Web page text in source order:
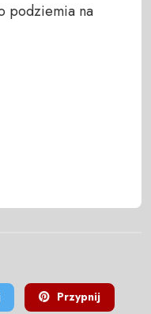
podziemia na
Przypnij